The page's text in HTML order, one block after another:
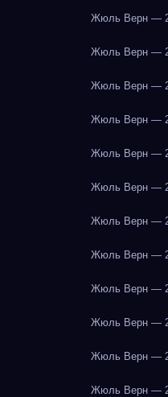
Жюль Верн —
Жюль Верн —
Жюль Верн —
Жюль Верн —
Жюль Верн —
Жюль Верн —
Жюль Верн —
Жюль Верн —
Жюль Верн —
Жюль Верн —
Жюль Верн —
Жюль Верн —